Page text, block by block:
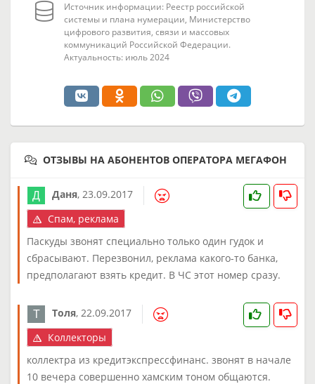
Источник информации: Реестр российской
системы и плана нумерации, Министерство
цифрового развития, связи и массовых
коммуникаций Российской Федерации.
Актуальность: июль 2024
ОТЗЫВЫ НА АБОНЕНТОВ ОПЕРАТОРА МЕГАФОН
Даня, 23.09.2017
Спам, реклама
Паскуды звонят специально только один гудок и
сбрасывают. Перезвонил, реклама какого-то банка,
предполагают взять кредит. В ЧС этот номер сразу.
Толя, 22.09.2017
Коллекторы
коллектра из кредитэкспрессфинанс. звонят в начале
10 вечера совершенно хамским тоном общаются.